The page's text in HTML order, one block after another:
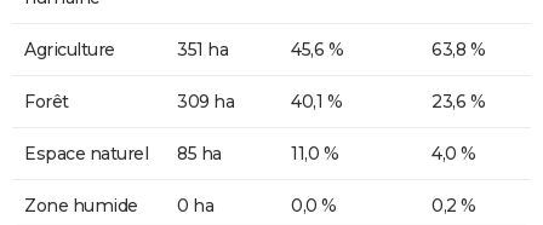
Agriculture 351 ha 45,6 % 63,8 %
Forêt 309 ha 40,1 % 23,6 %
Espace naturel 85 ha 11,0 % 4,0 %
Zone humide 0 ha 0,0 % 0,2 %